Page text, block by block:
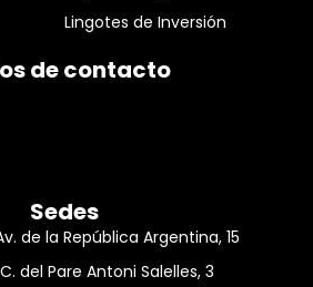
Lingotes de Inversión
de contacto
Sedes
de la República Argentina, 15
del Pare Antoni Salelles, 3